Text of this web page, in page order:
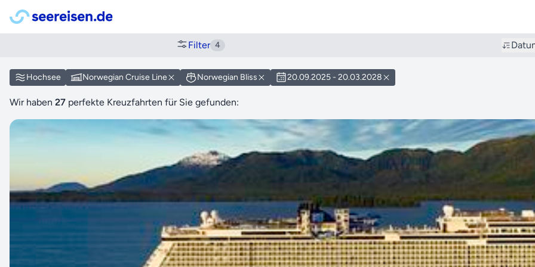
Filter 4
Hochsee Norwegian Cruise Line Norwegian Bliss 20.09.2025 - 20.03.2028
Wir haben 27 perfekte Kreuzfahrten für Sie gefunden: